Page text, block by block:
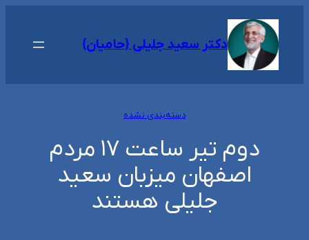
محتوا
دکتر سعید جلیلی {حامیان}
دسته‌بندی نشده
دوم تیر ساعت ۱۷ مردم
اصفهان میزبان سعید
جلیلی هستند